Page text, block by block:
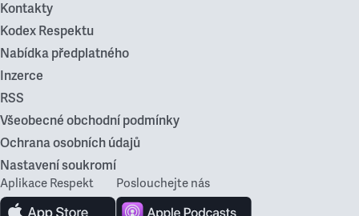
Kontakty
Kodex Respektu
Nabídka předplatného
Inzerce
RSS
Všeobecné obchodní podmínky
Ochrana osobních údajů
Nastavení soukromí
Aplikace Respekt Poslouchejte nás